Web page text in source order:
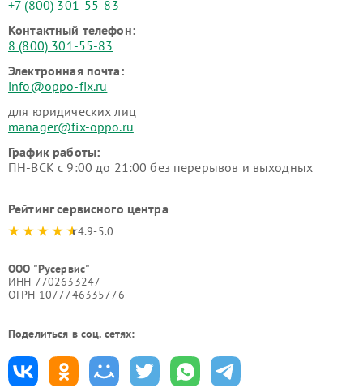
+7 (800) 301-55-83
Контактный телефон:
8 (800) 301-55-83
Электронная почта:
info@oppo-fix.ru
для юридических лиц
manager@fix-oppo.ru
График работы:
ПН-ВСК с 9:00 до 21:00 без перерывов и выходных
Рейтинг сервисного центра
4.9-5.0
ООО "Русервис"
ИНН 7702633247
ОГРН 1077746335776
Поделиться в соц. сетях: